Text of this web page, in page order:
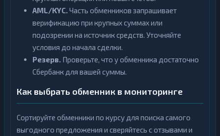
AML/KYC.Часть обменников запрашивает
верификацию при крупных суммах или
подозрении на источник средств. Уточняйте
условия до начала сделки.
Резерв. Проверьте, что у обменника достаточно
Сбербанк для вашей суммы.
Как выбрать обменник в мониторинге
Сортируйте обменники по курсу для поиска самого
выгодного предложения и сверяйтесь с отзывами и